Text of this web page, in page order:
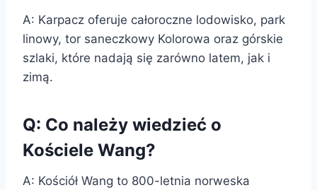
A: Karpacz oferuje całoroczne lodowisko, park
linowy, tor saneczkowy Kolorowa oraz górskie
szlaki, które nadają się zarówno latem, jak i
zimą.
Q: Co należy wiedzieć o
Kościele Wang?
A: Kościół Wang to 800-letnia norweska